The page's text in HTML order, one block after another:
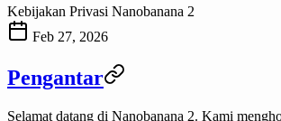
Kebijakan Privasi Nanobanana 2
Feb 27, 2026
Pengantar
Selamat datang di Nanobanana 2. Kami